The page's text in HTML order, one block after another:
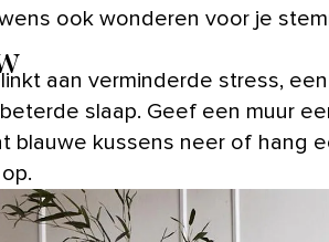
ook wonderen voor je
aan verminderde stress,
slaap. Geef een muur
blauwe kussens neer of hang